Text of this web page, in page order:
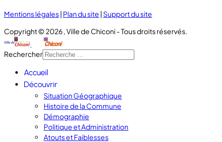
Mentions légales| Plan du site | Support du site
Copyright © 2026 , Ville de Chiconi - Tous droits réservés.
Rechercher
Accueil
Découvrir
Situation Géographique
Histoire de la Commune
Démographie
Politique et Administration
Atouts et Faiblesses